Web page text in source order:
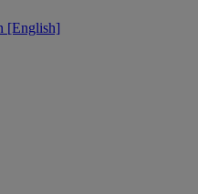
[English]